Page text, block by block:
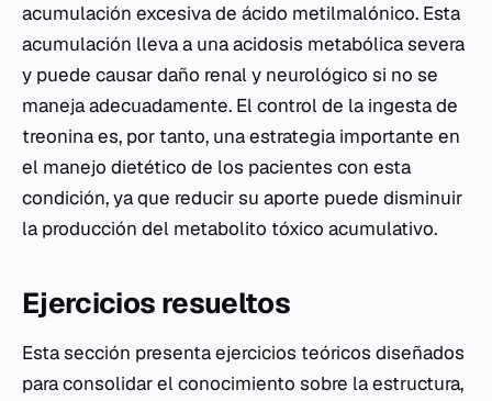
acumulación excesiva de ácido metilmalónico. Esta
acumulación lleva a una acidosis metabólica severa
y puede causar daño renal y neurológico si no se
maneja adecuadamente. El control de la ingesta de
treonina es, por tanto, una estrategia importante en
el manejo dietético de los pacientes con esta
condición, ya que reducir su aporte puede disminuir
la producción del metabolito tóxico acumulativo.
Ejercicios resueltos
Esta sección presenta ejercicios teóricos diseñados
para consolidar el conocimiento sobre la estructura,